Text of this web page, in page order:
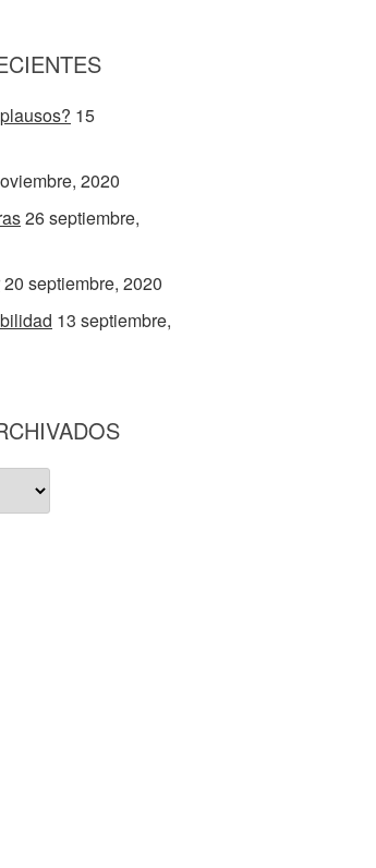
15
2020
26 septiembre,
20 septiembre, 2020
13 septiembre,